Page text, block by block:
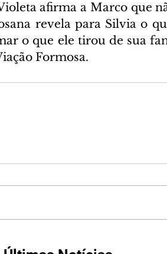
afirma a Marco que
revela para Silvia o
o que ele tirou de sua
Formosa.